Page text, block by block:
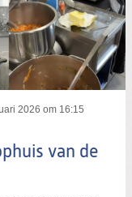
2026 om 16:15
van de